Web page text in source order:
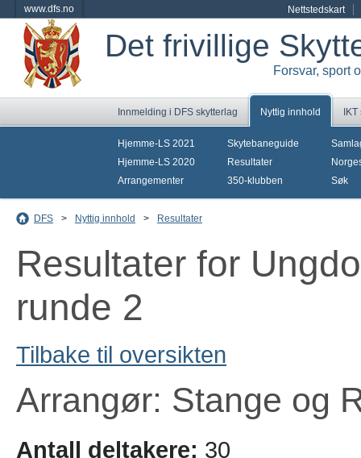
www.dfs.no Nettstedskart
Det frivillige
Forsvar, sport
Innmelding i DFS skytterlag Nyttig innhold
Hjemme-LS 2021
Hjemme-LS 2020
Arrangementer
Skytebaneguide
Resultater
350-klubben
Søk
DFS > Nyttig innhold > Resultater
Resultater for
runde 2
Tilbake til oversikten
Arrangør: Stange og
Antall deltakere: 30